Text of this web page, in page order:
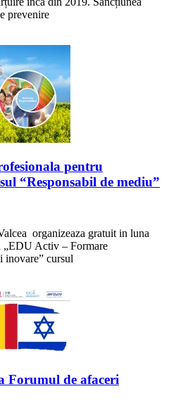
prevenire
pentru
“Responsabil de mediu”
organizeaza gratuit in luna
„EDU Activ – Formare
inovare” cursul
Forumul de afaceri